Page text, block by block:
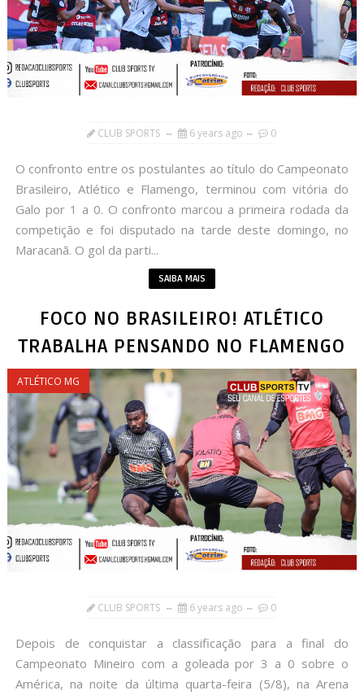
CLUB SPORTS 6 years ago 0
O confronto entre os postulantes ao título do Campeonato
Brasileiro, Atlético e Flamengo, terminou com vitória do
Galo por 1 a 0. O confronto marcou a primeira rodada da
competição e foi disputado na tarde deste domingo, no
Maracanã. O gol da parti...
SAIBA MAIS
FOCO NO BRASILEIRO! ATLÉTICO
TRABALHA PENSANDO NO FLAMENGO
ATLÉTICO MG
CLUB SPORTS 6 years ago 0
Depois de conquistar a classificação para a final do
Campeonato Mineiro com a goleada por 3 a 0 sobre o
América, na noite da última quarta-feira (5/8), na Arena